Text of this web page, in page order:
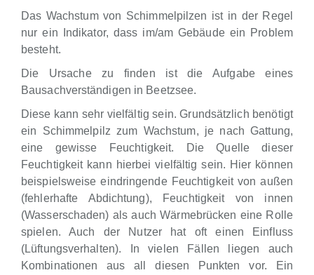
Das Wachstum von Schimmelpilzen ist in der Regel
nur ein Indikator, dass im/am Gebäude ein Problem
besteht.
Die Ursache zu finden ist die Aufgabe eines
Bausachverständigen in Beetzsee.
Diese kann sehr vielfältig sein. Grundsätzlich benötigt
ein Schimmelpilz zum Wachstum, je nach Gattung,
eine gewisse Feuchtigkeit. Die Quelle dieser
Feuchtigkeit kann hierbei vielfältig sein. Hier können
beispielsweise eindringende Feuchtigkeit von außen
(fehlerhafte Abdichtung), Feuchtigkeit von innen
(Wasserschaden) als auch Wärmebrücken eine Rolle
spielen. Auch der Nutzer hat oft einen Einfluss
(Lüftungsverhalten). In vielen Fällen liegen auch
Kombinationen aus all diesen Punkten vor. Ein